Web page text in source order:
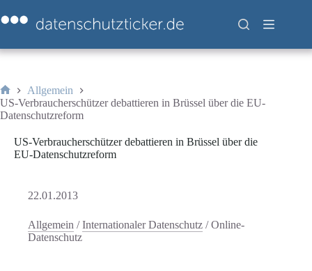
Inhalt
springen
Start
Allgemein
US-Verbraucherschützer debattieren in Brüssel über die EU-
Datenschutzreform
US-Verbraucherschützer debattieren in Brüssel über die
EU-Datenschutzreform
22.01.2013
Allgemein /Internationaler Datenschutz /Online-
Datenschutz